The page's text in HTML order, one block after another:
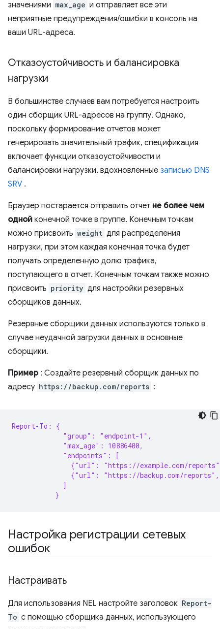
значениями max_age и отправляет все эти
неприятные предупреждения/ошибки в консоль на
ваши URL-адреса.
Отказоустойчивость и балансировка
нагрузки
В большинстве случаев вам потребуется настроить
один сборщик URL-адресов на группу. Однако,
поскольку формирование отчетов может
генерировать значительный трафик, спецификация
включает функции отказоустойчивости и
балансировки нагрузки, вдохновленные записью DNS
SRV .
Браузер постарается отправить отчет не более чем
одной конечной точке в группе. Конечным точкам
можно присвоить weight для распределения
нагрузки, при этом каждая конечная точка будет
получать определенную долю трафика,
поступающего в отчет. Конечным точкам также можно
присвоить priority для настройки резервных
сборщиков данных.
Резервные сборщики данных используются только в
случае неудачной загрузки данных в основные
сборщики.
Пример : Создайте резервный сборщик данных по
адресу https://backup.com/reports :
Report-To: {
             "group": "endpoint-1",
             "max_age": 10886400,
             "endpoints": [
{"url": "https://example.com/
{"url": "https://backup.com/
             ]
           }
Настройка регистрации сетевых
ошибок
Настраивать
Для использования NEL настройте заголовок Report-
To с помощью сборщика данных, использующего